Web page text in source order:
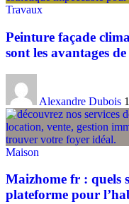
Travaux
Peinture façade
sont les avantages
Alexandre Dubois
Maison
Maizhome fr : quels
plateforme pour